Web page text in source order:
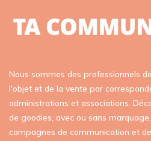
Nous sommes des professionnels
l'objet et de la vente par
administrations et associations.
de goodies, avec ou sans
campagnes de communication et